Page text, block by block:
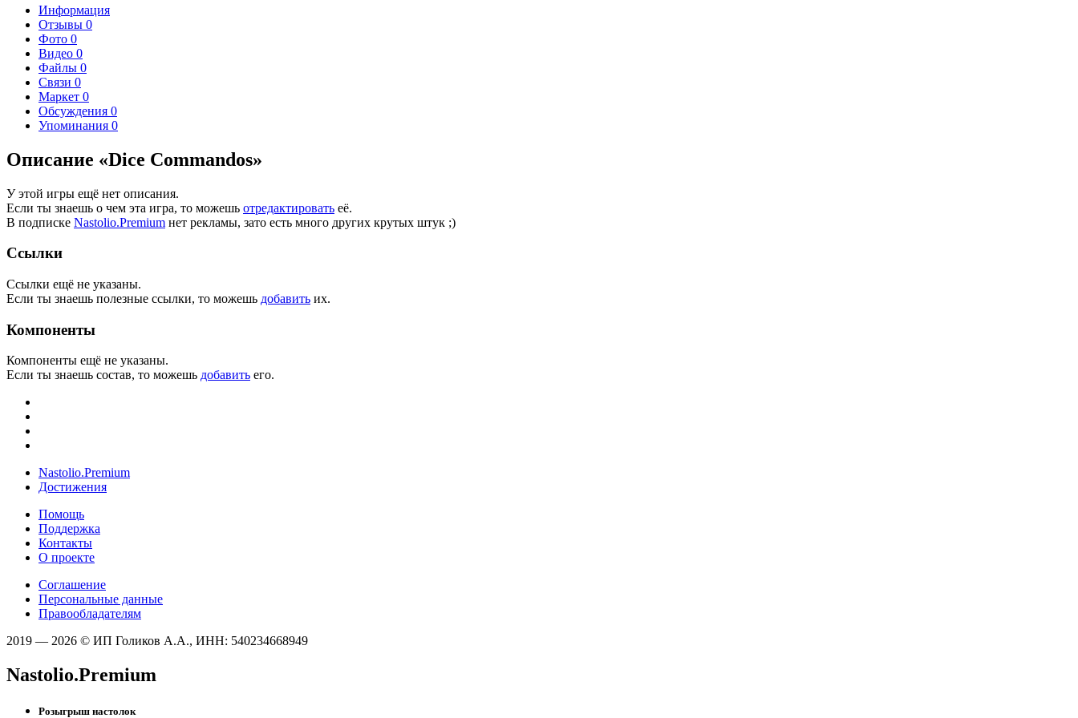
Информация
Отзывы 0
Фото 0
Видео 0
Файлы 0
Связи 0
Маркет 0
Обсуждения 0
Упоминания 0
Описание «Dice Commandos»
У этой игры ещё нет описания.
Если ты знаешь о чем эта игра, то можешь отредактировать её.
В подписке Nastolio.Premium нет рекламы, зато есть много других крутых штук ;)
Ссылки
Ссылки ещё не указаны.
Если ты знаешь полезные ссылки, то можешь добавить их.
Компоненты
Компоненты ещё не указаны.
Если ты знаешь состав, то можешь добавить его.
Nastolio.Premium
Достижения
Помощь
Поддержка
Контакты
О проекте
Соглашение
Персональные данные
Правообладателям
2019 — 2026 © ИП Голиков А.А., ИНН: 540234668949
Nastolio.Premium
Розыгрыш настолок